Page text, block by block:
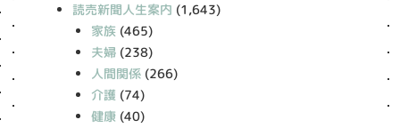
読売新聞人生案内 (1,643)
家族(465)
夫婦(238)
人間関係(266)
介護 (74)
健康(40)